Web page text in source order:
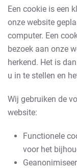
Een cookie is een
onze website
computer. Een
bezoek aan onze
herkend. Het is
u in te stellen en
Wij gebruiken de
website:
Functionele
voor het